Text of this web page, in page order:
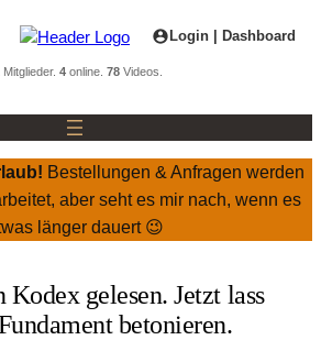
Login | Dashboard
Mitglieder. 4 online. 78 Videos.
Bestellungen & Anfragen werden
aber seht es mir nach, wenn es
länger dauert 😉
Kodex gelesen. Jetzt lass
betonieren.